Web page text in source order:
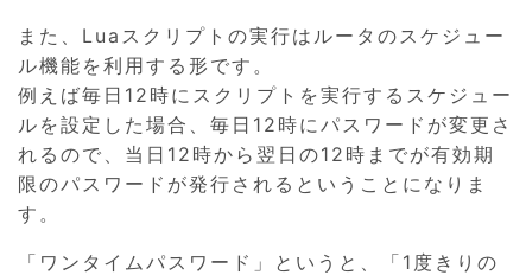
また、Luaスクリプトの実行はルータのスケジュー
ル機能を利用する形です。
例えば毎日12時にスクリプトを実行するスケジュー
ルを設定した場合、毎日12時にパスワードが変更さ
れるので、当日12時から翌日の12時までが有効期
限のパスワードが発行されるということになりま
す。
「ワンタイムパスワード」というと、「1度きりの